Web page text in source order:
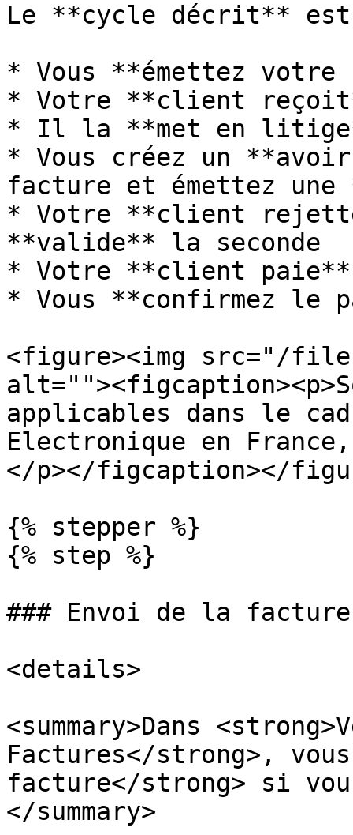
Le **cycle décrit**
* Vous **émettez
* Votre **client
* Il la **met en
* Vous créez un
facture et émettez
* Votre **client
**valide** la seconde
* Votre **client paie**
* Vous **confirmez le
<figure><img src="/files/
applicables dans le
Electronique en France,
</p></figcaption></
{% stepper %}
{% step %}
### Envoi de la facture
<details>
<summary>Dans
Factures</strong>,
facture</strong> si
</summary>